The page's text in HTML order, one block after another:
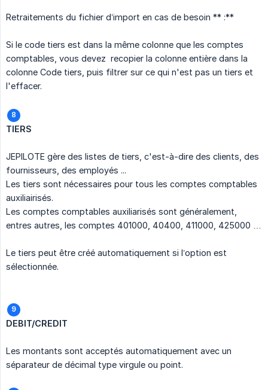
Retraitements du fichier d’import en cas de besoin ** :**
Si le code tiers est dans la même colonne que les comptes
comptables, vous devez recopier la colonne entière dans la
colonne Code tiers, puis filtrer sur ce qui n'est pas un tiers et
l'effacer.
TIERS
JEPILOTE gère des listes de tiers, c'est-à-dire des clients, des
fournisseurs, des employés ...
Les tiers sont nécessaires pour tous les comptes comptables
auxiliairisés.
Les comptes comptables auxiliarisés sont généralement,
entres autres, les comptes 401000, 40400, 411000, 425000 …
Le tiers peut être créé automatiquement si l’option est
sélectionnée.
DEBIT/CREDIT
Les montants sont acceptés automatiquement avec un
séparateur de décimal type virgule ou point.